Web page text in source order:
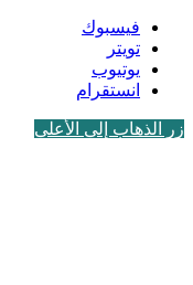
فيسبوك
تويتر
يوتيوب
انستقرام
زر الذهاب إلى الأعلى